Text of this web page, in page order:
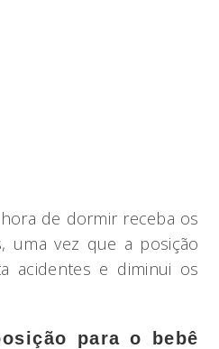
de dormir receba os
uma vez que a posição
acidentes e diminui os
para o bebê